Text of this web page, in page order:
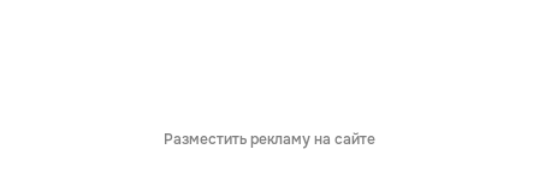
Разместить рекламу на сайте